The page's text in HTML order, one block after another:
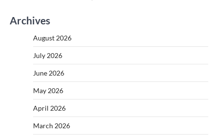
Archives
August 2026
July 2026
June 2026
May 2026
April 2026
March 2026